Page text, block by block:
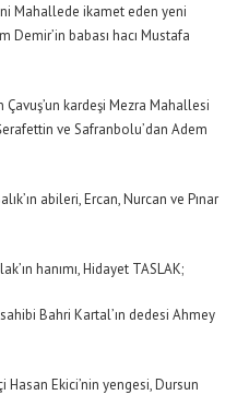
Mahallede ikamet eden yeni
Demir’in babası hacı Mustafa
kardeşi Mezra Mahallesi
ve Safranbolu’dan Adem
abileri, Ercan, Nurcan ve Pınar
hanımı, Hidayet TASLAK;
Bahri Kartal’ın dedesi Ahmey
Ekici’nin yengesi, Dursun